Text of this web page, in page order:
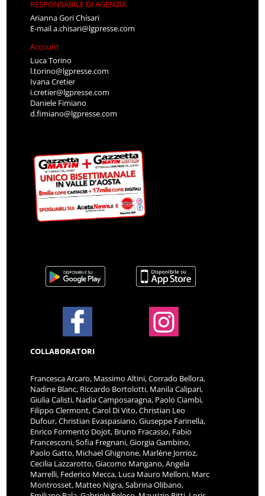
RESPONSABILE DI AGENZIA
Arianna Gori Chisari
E-maila.chisari@lgpresse.com
Account
Luca Torino
l.torino@lgpresse.com
Ivana Cretier
i.cretier@lgpresse.com
Daniele Fimiano
d.fimiano@lgpresse.com
COLLABORATORI
Francesca Arcaro, Massimo Altini, Corrado Bellora,
Nadine Blanc, Riccardo Bortolotti, Manila Calipari,
Giulia Calisti, Nadia Camposaragna, Paolo Ciambi,
Filippo Clermont, Carol Di Vito, Christian Leo
Dufour, Christian Evaspasiano, Giuseppe Farinella,
Enrico Formento Dojot, Bruno Fracasso, Fabio
Francesconi, Sofia Fregnani, Giorgia Gambino,
Paolo Gatto, Michael Ghignone, Marlène Jorrioz,
Cecilia Lazzarotto, Giacomo Mangano, Angela
Marrelli, Federico Mecca, Luca Mauro Melloni, Marc
Montrosset, Matteo Nigra, Sabrina Olibano,